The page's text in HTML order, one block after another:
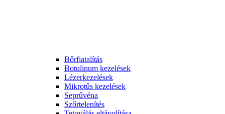
Bőrfiatalítás
Botulinum kezelések
Lézerkezelések
Mikrotűs kezelések
Seprűvéna
Szőrtelenítés